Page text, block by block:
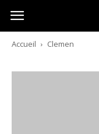
Australia-
australie.com
Accueil Clemen